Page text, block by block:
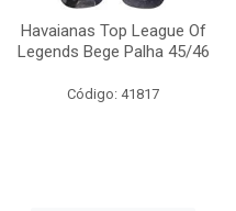
Havaianas Top League Of
Legends Bege Palha 45/46
Código: 41817